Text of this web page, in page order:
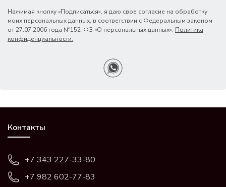
Нажимая кнопку «Подписаться», я даю свое согласие на обработку
моих персональных данных, в соответствии с Федеральным законом
от 27.07.2006 года №152-ФЗ «О персональных данных». Политика
конфиденциальности.
Контакты
+7 343 227-33-80
+7 982 602-77-83